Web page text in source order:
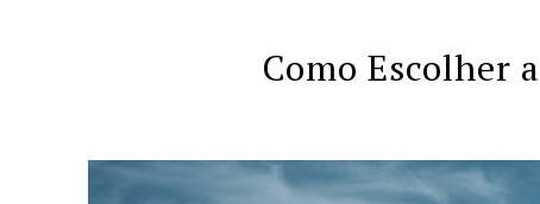
Como Escolher